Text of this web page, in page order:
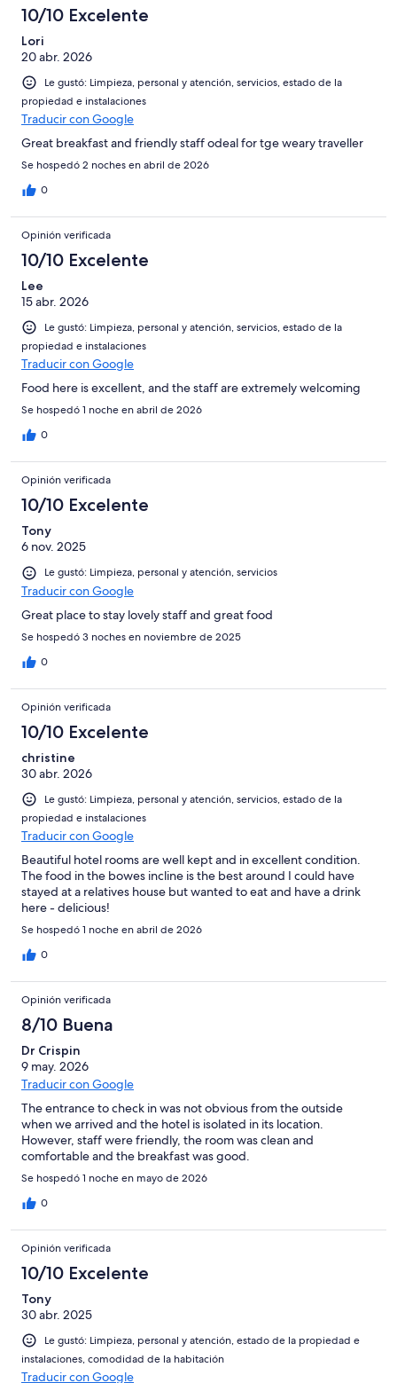
10/10 Excelente
Lori
20 abr. 2026
Le gustó: Limpieza, personal y atención, servicios, estado de la
propiedad e instalaciones
Traducir con Google
Great breakfast and friendly staff odeal for tge weary traveller
Se hospedó 2 noches en abril de 2026
0
Opinión verificada
10/10 Excelente
Lee
15 abr. 2026
Le gustó: Limpieza, personal y atención, servicios, estado de la
propiedad e instalaciones
Traducir con Google
Food here is excellent, and the staff are extremely welcoming
Se hospedó 1 noche en abril de 2026
0
Opinión verificada
10/10 Excelente
Tony
6 nov. 2025
Le gustó: Limpieza, personal y atención, servicios
Traducir con Google
Great place to stay lovely staff and great food
Se hospedó 3 noches en noviembre de 2025
0
Opinión verificada
10/10 Excelente
christine
30 abr. 2026
Le gustó: Limpieza, personal y atención, servicios, estado de la
propiedad e instalaciones
Traducir con Google
Beautiful hotel rooms are well kept and in excellent condition.
The food in the bowes incline is the best around I could have
stayed at a relatives house but wanted to eat and have a drink
here - delicious!
Se hospedó 1 noche en abril de 2026
0
Opinión verificada
8/10 Buena
Dr Crispin
9 may. 2026
Traducir con Google
The entrance to check in was not obvious from the outside
when we arrived and the hotel is isolated in its location.
However, staff were friendly, the room was clean and
comfortable and the breakfast was good.
Se hospedó 1 noche en mayo de 2026
0
Opinión verificada
10/10 Excelente
Tony
30 abr. 2025
Le gustó: Limpieza, personal y atención, estado de la propiedad e
instalaciones, comodidad de la habitación
Traducir con Google